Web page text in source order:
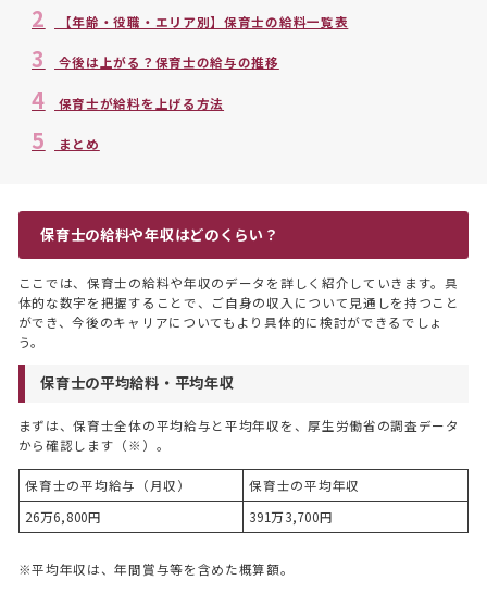
2 【年齢・役職・エリア別】保育士の給料一覧表
3 今後は上がる？保育士の給与の推移
4 保育士が給料を上げる方法
5 まとめ
保育士の給料や年収はどのくらい？
ここでは、保育士の給料や年収のデータを詳しく紹介していきます。具
体的な数字を把握することで、ご自身の収入について見通しを持つこと
ができ、今後のキャリアについてもより具体的に検討ができるでしょ
う。
保育士の平均給料・平均年収
まずは、保育士全体の平均給与と平均年収を、厚生労働省の調査データ
から確認します（※）。
保育士の平均給与（月収）
保育士の平均年収
26万6,800円
391万3,700円
※平均年収は、年間賞与等を含めた概算額。